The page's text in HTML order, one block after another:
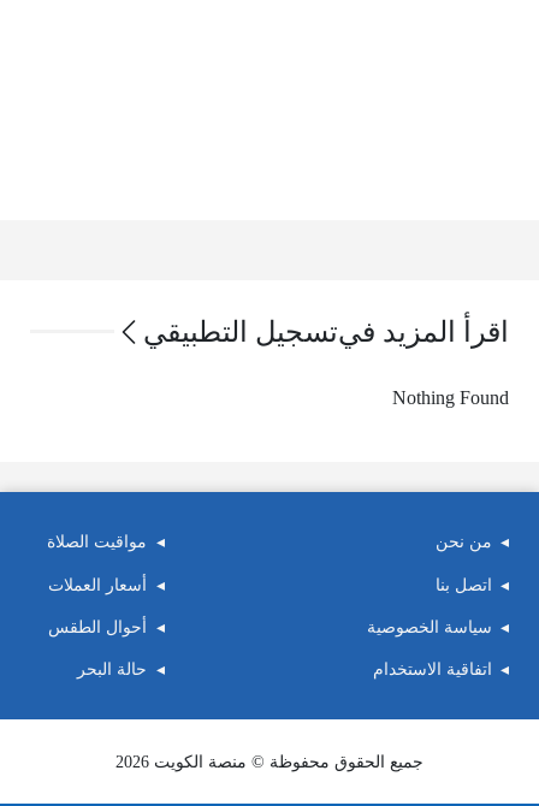
اقرأ المزيد فيتسجيل التطبيقي
Nothing Found
من نحن
اتصل بنا
سياسة الخصوصية
اتفاقية الاستخدام
مواقيت الصلاة
أسعار العملات
أحوال الطقس
حالة البحر
جميع الحقوق محفوظة © منصة الكويت 2026